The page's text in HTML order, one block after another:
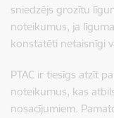
sniedzējs grozītu
noteikumus, ja
konstatēti netaisnīgi
PTAC ir tiesīgs atzīt
noteikumus, kas
nosacījumiem.